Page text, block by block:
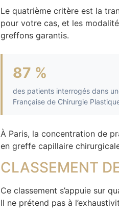
Le quatrième critère est la
pour votre cas, et les
greffons garantis.
87 %
des patients interrogés dans
Française de Chirurgie
À Paris, la concentration de
en greffe capillaire
CLASSEMENT
Ce classement s’appuie sur
Il ne prétend pas à